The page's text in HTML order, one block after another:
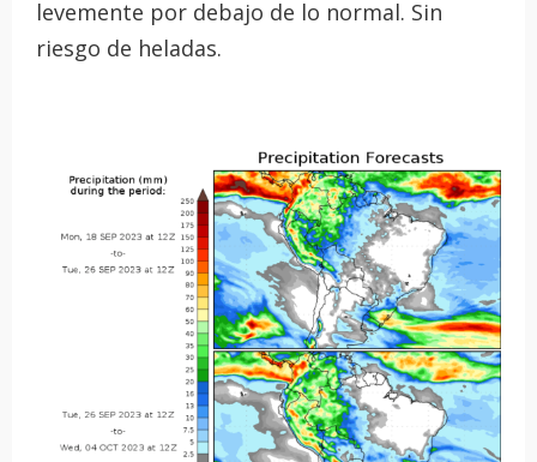
levemente por debajo de lo normal. Sin
riesgo de heladas.